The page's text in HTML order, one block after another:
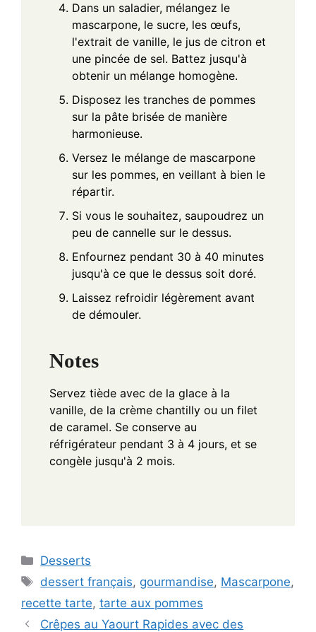
Dans un saladier, mélangez le
mascarpone, le sucre, les œufs,
l'extrait de vanille, le jus de citron et
une pincée de sel. Battez jusqu'à
obtenir un mélange homogène.
Disposez les tranches de pommes
sur la pâte brisée de manière
harmonieuse.
Versez le mélange de mascarpone
sur les pommes, en veillant à bien le
répartir.
Si vous le souhaitez, saupoudrez un
peu de cannelle sur le dessus.
Enfournez pendant 30 à 40 minutes
jusqu'à ce que le dessus soit doré.
Laissez refroidir légèrement avant
de démouler.
Notes
Servez tiède avec de la glace à la
vanille, de la crème chantilly ou un filet
de caramel. Se conserve au
réfrigérateur pendant 3 à 4 jours, et se
congèle jusqu'à 2 mois.
Categories
Desserts
Tags
dessert français, gourmandise, Mascarpone,
recette tarte, tarte aux pommes
Crêpes au Yaourt Rapides avec des